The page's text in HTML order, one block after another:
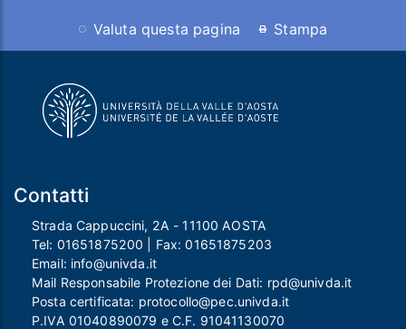
Valuta questa pagina Stampa
Contatti
Strada Cappuccini, 2A - 11100 AOSTA
Tel: 01651875200 | Fax:01651875203
Email: info@univda.it
Mail Responsabile Protezione dei Dati: rpd@univda.it
Posta certificata: protocollo@pec.univda.it
P.IVA 01040890079 e C.F. 91041130070